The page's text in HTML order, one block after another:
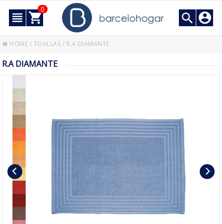
0
HOME / TOALLAS / R.A DIAMANTE
R.A DIAMANTE